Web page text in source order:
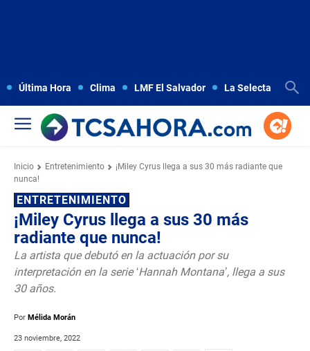
Última Hora Clima LMF El Salvador La Selecta
Inicio Entretenimiento
¡Miley Cyrus llega a sus 30 más radiante que
nunca!
ENTRETENIMIENTO
¡Miley Cyrus llega a sus 30 más
radiante que nunca!
La artista que debutó en la actuación por su
interpretación en la serie ‘Hannah Montana’, llega a sus
30 años.
Por Mélida Morán
23 noviembre, 2022